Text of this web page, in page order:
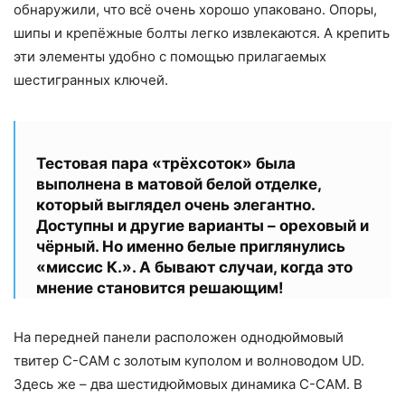
обнаружили, что всё очень хорошо упаковано. Опоры,
шипы и крепёжные болты легко извлекаются. А крепить
эти элементы удобно с помощью прилагаемых
шестигранных ключей.
Тестовая пара «трёхсоток» была
выполнена в матовой белой отделке,
который выглядел очень элегантно.
Доступны и другие варианты – ореховый и
чёрный. Но именно белые приглянулись
«миссис К.». А бывают случаи, когда это
мнение становится решающим!
На передней панели расположен однодюймовый
твитер C-CAM с золотым куполом и волноводом UD.
Здесь же – два шестидюймовых динамика C-CAM. В